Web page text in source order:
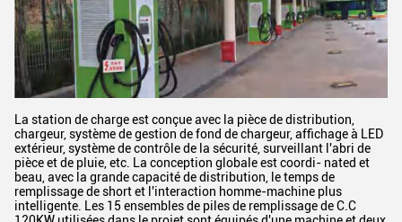
La station de charge est conçue avec la pièce de distribution,
chargeur, système de gestion de fond de chargeur, affichage à LED
extérieur, système de contrôle de la sécurité, surveillant l'abri de
pièce et de pluie, etc. La conception globale est coordi- nated et
beau, avec la grande capacité de distribution, le temps de
remplissage de short et l'interaction homme-machine plus
intelligente. Les 15 ensembles de piles de remplissage de C.C